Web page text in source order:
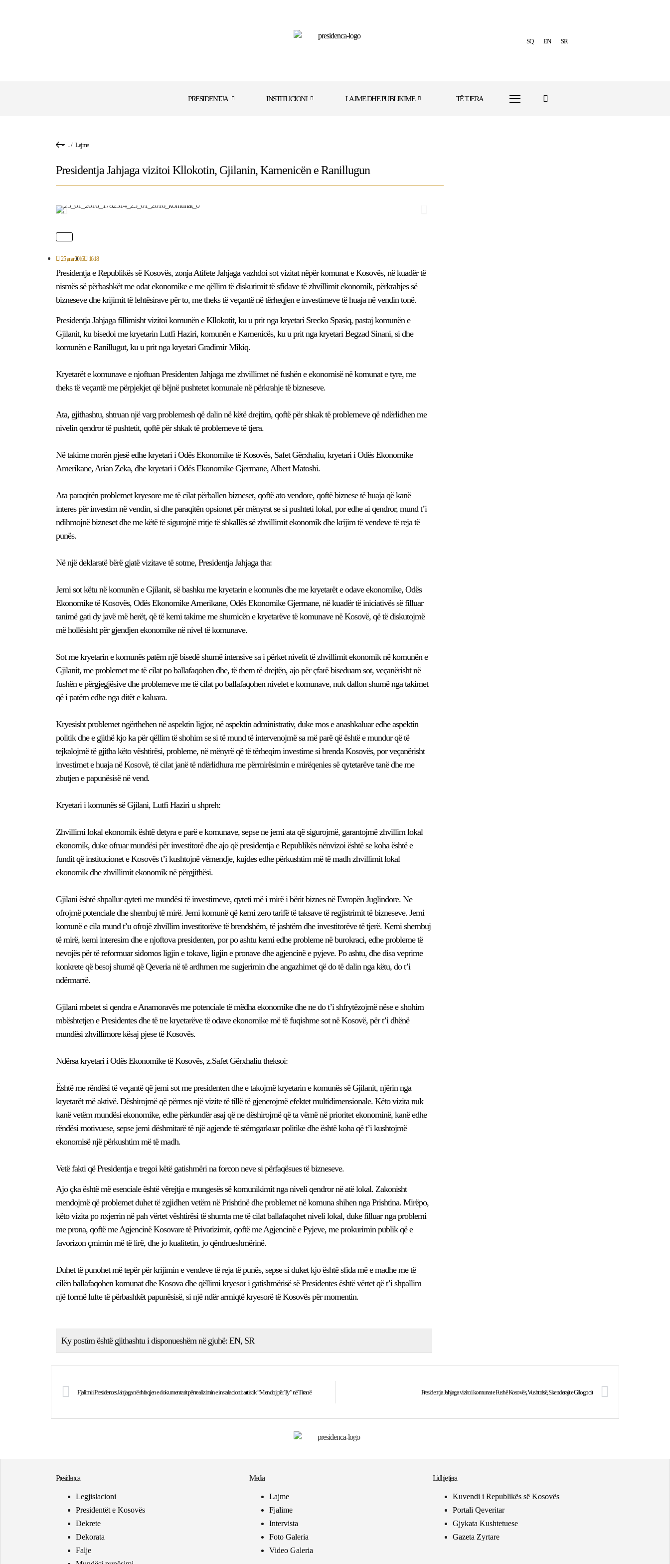
SQ EN SR
PRESIDENTJA INSTITUCIONI LAJME DHE PUBLIKIME TË TJERA
/ Lajme
Presidentja Jahjaga vizitoi Kllokotin, Gjilanin, Kamenicën e Ranillugun
25 janar 2016 16:18
Presidentja e Republikës së Kosovës, zonja Atifete Jahjaga vazhdoi sot vizitat nëpër komunat e Kosovës, në kuadër të
nismës së përbashkët me odat ekonomike e me qëllim të diskutimit të sfidave të zhvillimit ekonomik, përkrahjes së
bizneseve dhe krijimit të lehtësirave për to, me theks të veçantë në tërheqjen e investimeve të huaja në vendin tonë.
Presidentja Jahjaga fillimisht vizitoi komunën e Kllokotit, ku u prit nga kryetari Srecko Spasiq, pastaj komunën e
Gjilanit, ku bisedoi me kryetarin Lutfi Haziri, komunën e Kamenicës, ku u prit nga kryetari Begzad Sinani, si dhe
komunën e Ranillugut, ku u prit nga kryetari Gradimir Mikiq.
Kryetarët e komunave e njoftuan Presidenten Jahjaga me zhvillimet në fushën e ekonomisë në komunat e tyre, me
theks të veçantë me përpjekjet që bëjnë pushtetet komunale në përkrahje të bizneseve.
Ata, gjithashtu, shtruan një varg problemesh që dalin në këtë drejtim, qoftë për shkak të problemeve që ndërlidhen me
nivelin qendror të pushtetit, qoftë për shkak të problemeve të tjera.
Në takime morën pjesë edhe kryetari i Odës Ekonomike të Kosovës, Safet Gërxhaliu, kryetari i Odës Ekonomike
Amerikane, Arian Zeka, dhe kryetari i Odës Ekonomike Gjermane, Albert Matoshi.
Ata paraqitën problemet kryesore me të cilat përballen bizneset, qoftë ato vendore, qoftë biznese të huaja që kanë
interes për investim në vendin, si dhe paraqitën opsionet për mënyrat se si pushteti lokal, por edhe ai qendror, mund t’i
ndihmojnë bizneset dhe me këtë të sigurojnë rritje të shkallës së zhvillimit ekonomik dhe krijim të vendeve të reja të
punës.
Në një deklaratë bërë gjatë vizitave të sotme, Presidentja Jahjaga tha:
Jemi sot këtu në komunën e Gjilanit, së bashku me kryetarin e komunës dhe me kryetarët e odave ekonomike, Odës
Ekonomike të Kosovës, Odës Ekonomike Amerikane, Odës Ekonomike Gjermane, në kuadër të iniciativës së filluar
tanimë gati dy javë më herët, që të kemi takime me shumicën e kryetarëve të komunave në Kosovë, që të diskutojmë
më hollësisht për gjendjen ekonomike në nivel të komunave.
Sot me kryetarin e komunës patëm një bisedë shumë intensive sa i përket nivelit të zhvillimit ekonomik në komunën e
Gjilanit, me problemet me të cilat po ballafaqohen dhe, të them të drejtën, ajo për çfarë biseduam sot, veçanërisht në
fushën e përgjegjësive dhe problemeve me të cilat po ballafaqohen nivelet e komunave, nuk dallon shumë nga takimet
që i patëm edhe nga ditët e kaluara.
Kryesisht problemet ngërthehen në aspektin ligjor, në aspektin administrativ, duke mos e anashkaluar edhe aspektin
politik dhe e gjithë kjo ka për qëllim të shohim se si të mund të intervenojmë sa më parë që është e mundur që të
tejkalojmë të gjitha këto vështirësi, probleme, në mënyrë që të tërheqim investime si brenda Kosovës, por veçanërisht
investimet e huaja në Kosovë, të cilat janë të ndërlidhura me përmirësimin e mirëqenies së qytetarëve tanë dhe me
zbutjen e papunësisë në vend.
Kryetari i komunës së Gjilani, Lutfi Haziri u shpreh:
Zhvillimi lokal ekonomik është detyra e parë e komunave, sepse ne jemi ata që sigurojmë, garantojmë zhvillim lokal
ekonomik, duke ofruar mundësi për investitorë dhe ajo që presidentja e Republikës nënvizoi është se koha është e
fundit që institucionet e Kosovës t’i kushtojnë vëmendje, kujdes edhe përkushtim më të madh zhvillimit lokal
ekonomik dhe zhvillimit ekonomik në përgjithësi.
Gjilani është shpallur qyteti me mundësi të investimeve, qyteti më i mirë i bërit biznes në Evropën Juglindore. Ne
ofrojmë potenciale dhe shembuj të mirë. Jemi komunë që kemi zero tarifë të taksave të regjistrimit të bizneseve. Jemi
komunë e cila mund t’u ofrojë zhvillim investitorëve të brendshëm, të jashtëm dhe investitorëve të tjerë. Kemi shembuj
të mirë, kemi interesim dhe e njoftova presidenten, por po ashtu kemi edhe probleme në burokraci, edhe probleme të
nevojës për të reformuar sidomos ligjin e tokave, ligjin e pronave dhe agjencinë e pyjeve. Po ashtu, dhe disa veprime
konkrete që besoj shumë që Qeveria në të ardhmen me sugjerimin dhe angazhimet që do të dalin nga këtu, do t’i
ndërmarrë.
Gjilani mbetet si qendra e Anamoravës me potenciale të mëdha ekonomike dhe ne do t’i shfrytëzojmë nëse e shohim
mbështetjen e Presidentes dhe të tre kryetarëve të odave ekonomike më të fuqishme sot në Kosovë, për t’i dhënë
mundësi zhvillimore kësaj pjese të Kosovës.
Ndërsa kryetari i Odës Ekonomike të Kosovës, z.Safet Gërxhaliu theksoi:
Është me rëndësi të veçantë që jemi sot me presidenten dhe e takojmë kryetarin e komunës së Gjilanit, njërin nga
kryetarët më aktivë. Dëshirojmë që përmes një vizite të tillë të gjenerojmë efektet multidimensionale. Këto vizita nuk
kanë vetëm mundësi ekonomike, edhe përkundër asaj që ne dëshirojmë që ta vëmë në prioritet ekonominë, kanë edhe
rëndësi motivuese, sepse jemi dëshmitarë të një agjende të stërngarkuar politike dhe është koha që t’i kushtojmë
ekonomisë një përkushtim më të madh.
Vetë fakti që Presidentja e tregoi këtë gatishmëri na forcon neve si përfaqësues të bizneseve.
Ajo çka është më esenciale është vërejtja e mungesës së komunikimit nga niveli qendror në atë lokal. Zakonisht
mendojmë që problemet duhet të zgjidhen vetëm në Prishtinë dhe problemet në komuna shihen nga Prishtina. Mirëpo,
këto vizita po nxjerrin në pah vërtet vështirësi të shumta me të cilat ballafaqohet niveli lokal, duke filluar nga problemi
me prona, qoftë me Agjencinë Kosovare të Privatizimit, qoftë me Agjencinë e Pyjeve, me prokurimin publik që e
favorizon çmimin më të lirë, dhe jo kualitetin, jo qëndrueshmërinë.
Duhet të punohet më tepër për krijimin e vendeve të reja të punës, sepse si duket kjo është sfida më e madhe me të
cilën ballafaqohen komunat dhe Kosova dhe qëllimi kryesor i gatishmërisë së Presidentes është vërtet që t’i shpallim
një formë lufte të përbashkët papunësisë, si një ndër armiqtë kryesorë të Kosovës për momentin.
Ky postim është gjithashtu i disponueshëm në gjuhë: EN SR
Fjalimi i Presidentes Jahjaga në shfaqjen e dokumentarit për realizimin e instalacionit artistik “Mendoj për Ty” në Tiranë Presidentja Jahjaga vizitoi komunat e Fushë Kosovës, Vushtrrisë, Skenderajt e Gllogocit
Presidenca
Legjislacioni
Presidentët e Kosovës
Dekrete
Dekorata
Falje
Media
Lajme
Fjalime
Intervista
Foto Galeria
Video Galeria
Lidhje tjera
Kuvendi i Republikës së Kosovës
Portali Qeveritar
Gjykata Kushtetuese
Gazeta Zyrtare